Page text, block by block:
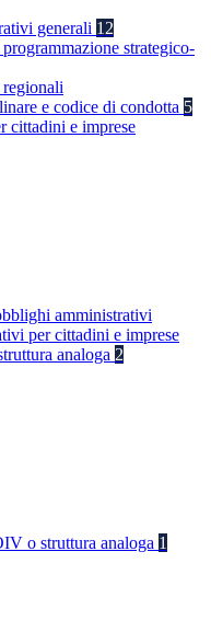
generali 12
strategico-
e codice di condotta 5
cittadini e imprese
amministrativi
per cittadini e imprese
analoga 2
o struttura analoga 1